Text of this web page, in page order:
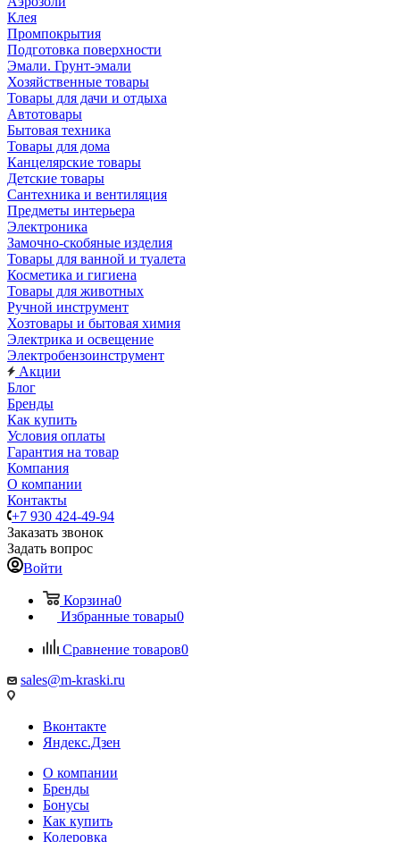
Клея
Промпокрытия
Подготовка поверхности
Эмали. Грунт-эмали
Хозяйственные товары
Товары для дачи и отдыха
Автотовары
Бытовая техника
Товары для дома
Канцелярские товары
Детские товары
Сантехника и вентиляция
Предметы интерьера
Электроника
Замочно-скобяные изделия
Товары для ванной и туалета
Косметика и гигиена
Товары для животных
Ручной инструмент
Хозтовары и бытовая химия
Электрика и освещение
Электробензоинструмент
Акции
Блог
Бренды
Как купить
Условия оплаты
Гарантия на товар
Компания
О компании
Контакты
+7 930 424-49-94
Заказать звонок
Задать вопрос
Войти
Корзина0
Избранные товары0
Сравнение товаров0
sales@m-kraski.ru
Вконтакте
Яндекс.Дзен
О компании
Бренды
Бонусы
Как купить
Колеровка